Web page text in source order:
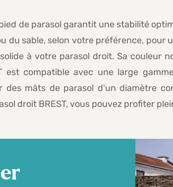
de parasol garantit une stabilité
du sable, selon votre préférence,
à votre parasol droit. Sa couleur
est compatible avec une large
des mâts de parasol d'un diamètre
droit BREST, vous pouvez profiter